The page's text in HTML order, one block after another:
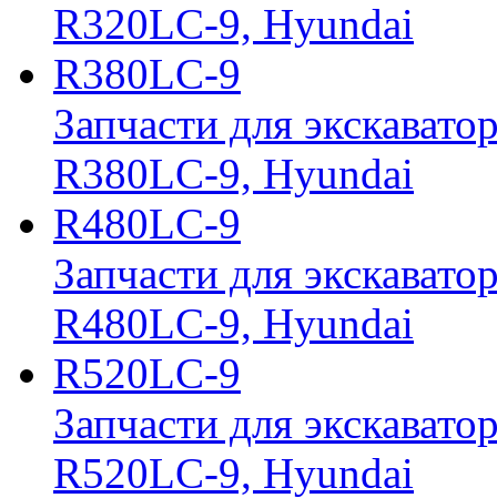
R320LC-9, Hyundai
R380LC-9
Запчасти для
R380LC-9, Hyundai
R480LC-9
Запчасти для
R480LC-9, Hyundai
R520LC-9
Запчасти для
R520LC-9, Hyundai